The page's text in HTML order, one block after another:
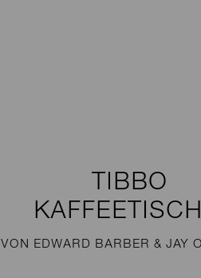
TIBBO
VON EDWARD BARBER & JAY